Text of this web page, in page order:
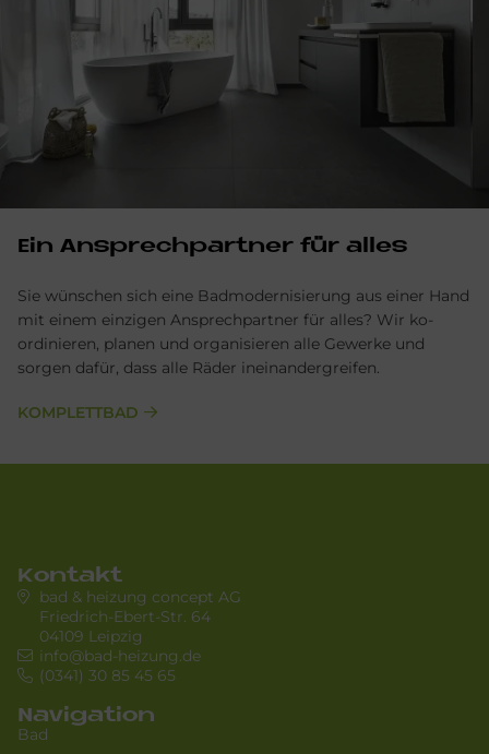
Ein Ansprechpartner für alles
Sie wünschen sich eine Badmodernisierung aus einer Hand
mit einem einzigen Ansprechpartner für alles? Wir ko­
ordinieren, planen und organisieren alle Gewerke und
sorgen dafür, dass alle Räder ineinander­greifen.
KOMPLETTBAD
Kontakt
bad & heizung concept AG
Friedrich-Ebert-Str. 64
04109 Leipzig
info@bad-heizung.de
(0341) 30 85 45 65
Navigation
Bad